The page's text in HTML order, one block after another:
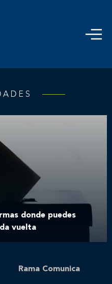
donde puedes
vuelta
Rama Comunica